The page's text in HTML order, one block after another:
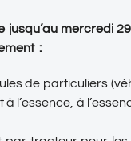
jusqu’au mercredi
:
de particuliers
l’essence, à